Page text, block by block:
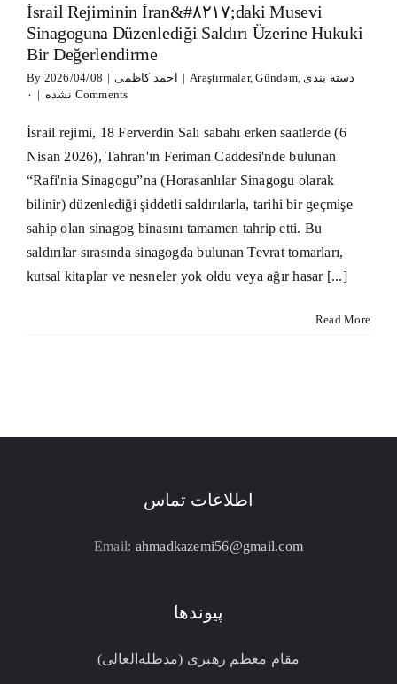
İsrail Rejiminin İran&#۸۲۱۷;daki Musevi
Sinagoguna Düzenlediği Saldırı Üzerine Hukuki
Bir Değerlendirme
By احمد کاظمی |
2026/04/08 | Araştırmalar,Gündəm, دسته بندی
نشده | ۰ Comments
İsrail rejimi, 18 Ferverdin Salı sabahı erken saatlerde (6
Nisan 2026), Tahran'ın Feriman Caddesi'nde bulunan
“Rafi'nia Sinagogu”na (Horasanlılar Sinagogu olarak
bilinir) düzenlediği şiddetli saldırılarla, tarihi bir geçmişe
sahip olan sinagog binasını tamamen tahrip etti. Bu
saldırılar sırasında sinagogda bulunan Tevrat tomarları,
kutsal kitaplar ve nesneler yok oldu veya ağır hasar [...]
Read More
اطلاعات تماس
Email: ahmadkazemi56@gmail.com
پیوندها
مقام معظم رهبری (مد‌ظله‌العالی)